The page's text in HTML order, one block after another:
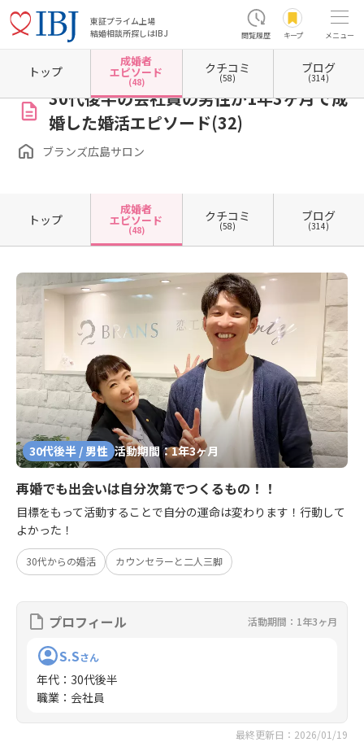
東証プライム上場
結婚相談所探しはIBJ
閲覧履歴 キープ メニュー
ホーム 広島県の結婚相談所 広島県広島市 広島県広島市中区 ブランズ広島サロン
30代後半の会社員の男性が1年3ヶ月で成
婚した婚活エピソード(32)
ブランズ広島サロン
トップ
成婚者
エピソード
(48)
クチコミ
(58)
ブログ
(314)
トップ
成婚者
エピソード
(48)
クチコミ
(58)
ブログ
(314)
30代後半 / 男性 活動期間：1年3ヶ月
再婚でも出会いは自分次第でつくるもの！！
目標をもって活動することで自分の運命は変わります！行動して
よかった！
30代からの婚活 カウンセラーと二人三脚
プロフィール 活動期間：1年3ヶ月
S.Sさん
年代 ： 30代後半
職業 ： 会社員
最終更新日：2026/01/19